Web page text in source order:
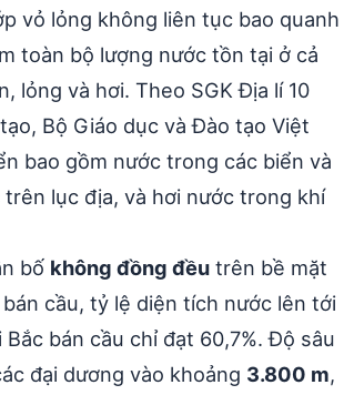
vỏ lỏng không liên tục bao quanh
toàn bộ lượng nước tồn tại ở cả
lỏng và hơi. Theo SGK Địa lí 10
Bộ Giáo dục và Đào tạo Việt
bao gồm nước trong các biển và
trên lục địa, và hơi nước trong khí
bố không đồng đều trên bề mặt
cầu, tỷ lệ diện tích nước lên tới
bán cầu chỉ đạt 60,7%. Độ sâu
đại dương vào khoảng 3.800 m,